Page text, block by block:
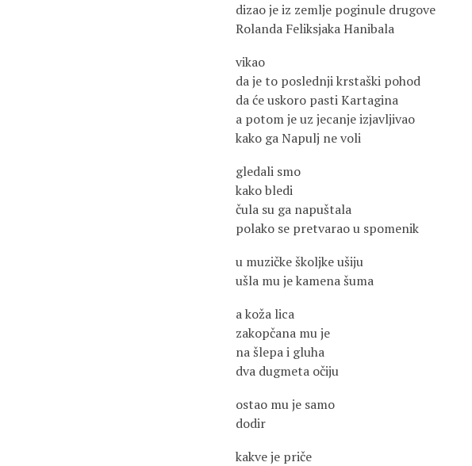
dizao je iz zemlje poginule drugove
Rolanda Feliksjaka Hanibala
vikao
da je to poslednji krstaški pohod
da će uskoro pasti Kartagina
a potom je uz jecanje izjavljivao
kako ga Napulj ne voli
gledali smo
kako bledi
čula su ga napuštala
polako se pretvarao u spomenik
u muzičke školjke ušiju
ušla mu je kamena šuma
a koža lica
zakopčana mu je
na šlepa i gluha
dva dugmeta očiju
ostao mu je samo
dodir
kakve je priče